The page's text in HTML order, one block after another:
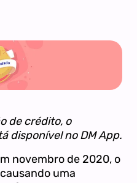
de crédito, o
disponível no DM App.
novembro de 2020, o
uma